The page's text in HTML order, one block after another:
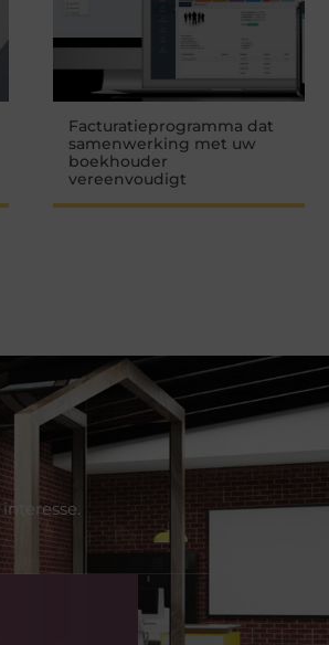
Facturatieprogramma dat
samenwerking met uw
boekhouder
vereenvoudigt